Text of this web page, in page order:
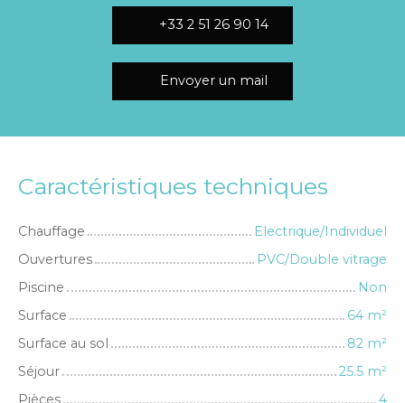
+33 2 51 26 90 14
Envoyer un mail
Caractéristiques techniques
Chauffage
Electrique/Individuel
Ouvertures
PVC/Double vitrage
Piscine
Non
Surface
64 m²
Surface au sol
82 m²
Séjour
25.5 m²
Pièces
4